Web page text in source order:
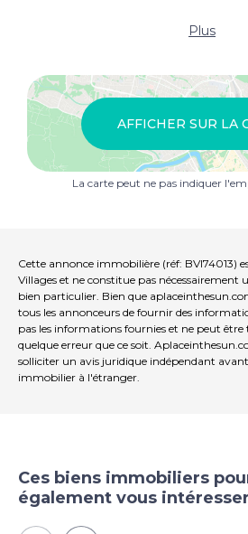
Plus
AFFICHER SUR LA
La carte peut ne pas indiquer
Cette annonce immobilière (réf: BVI74013)
Villages et ne constitue pas nécessairement
bien particulier. Bien que
tous les annonceurs de fournir des
pas les informations fournies et ne peut
quelque erreur que ce soit.
solliciter un avis juridique indépendant
immobilier à l'étranger.
Ces biens immobiliers
également vous intéresser